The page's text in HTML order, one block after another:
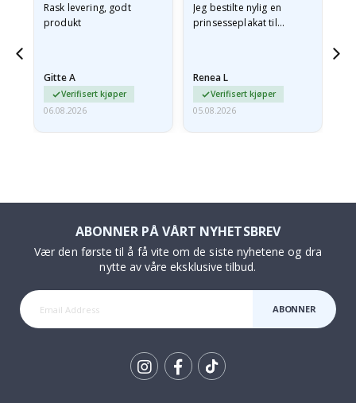
Rask levering, godt
produkt
Gitte A
Verifisert kjøper
06.08.2026
Jeg bestilte nylig en
prinsesseplakat til
e-post…
Renea L
Verifisert kjøper
05.08.2026
ABONNER PÅ VÅRT NYHETSBREV
Vær den første til å få vite om de siste nyhetene og dra
nytte av våre eksklusive tilbud.
ABONNER